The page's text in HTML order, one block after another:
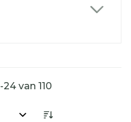
-24van 110